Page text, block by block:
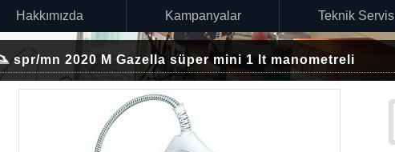
Hakkımızda Kampanyalar Teknik Servis
spr/mn 2020 M Gazella süper mini 1 lt manometreli